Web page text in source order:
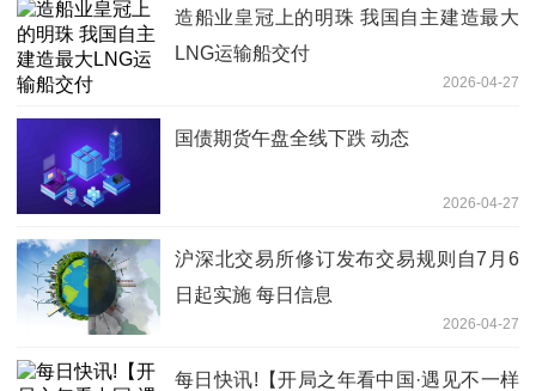
造船业皇冠上的明珠 我国自主建造最大
LNG运输船交付
2026-04-27
国债期货午盘全线下跌 动态
2026-04-27
沪深北交易所修订发布交易规则自7月6
日起实施 每日信息
2026-04-27
每日快讯!【开局之年看中国·遇见不一样